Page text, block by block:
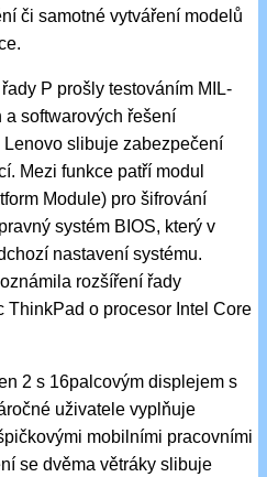
či samotné vytváření modelů
P prošly testováním MIL-
softwarových řešení
slibuje zabezpečení
Mezi funkce patří modul
Module) pro šifrování
systém BIOS, který v
nastavení systému.
rozšíření řady
ThinkPad o procesor Intel Core
2 s 16palcovým displejem s
uživatele vyplňuje
mobilními pracovními
se dvěma větráky slibuje